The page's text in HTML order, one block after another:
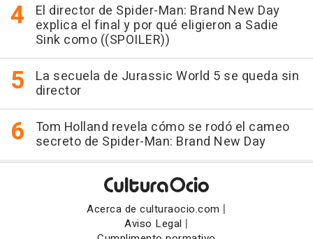
El director de Spider-Man: Brand New Day
explica el final y por qué eligieron a Sadie
Sink como ((SPOILER))
La secuela de Jurassic World 5 se queda sin
director
Tom Holland revela cómo se rodó el cameo
secreto de Spider-Man: Brand New Day
Acerca de culturaocio.com |
Aviso Legal |